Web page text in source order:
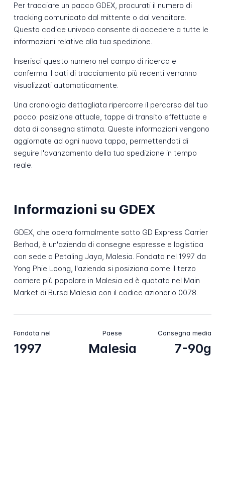
Per tracciare un pacco GDEX, procurati il numero di
tracking comunicato dal mittente o dal venditore.
Questo codice univoco consente di accedere a tutte le
informazioni relative alla tua spedizione.
Inserisci questo numero nel campo di ricerca e
conferma. I dati di tracciamento più recenti verranno
visualizzati automaticamente.
Una cronologia dettagliata ripercorre il percorso del tuo
pacco: posizione attuale, tappe di transito effettuate e
data di consegna stimata. Queste informazioni vengono
aggiornate ad ogni nuova tappa, permettendoti di
seguire l'avanzamento della tua spedizione in tempo
reale.
Informazioni su GDEX
GDEX, che opera formalmente sotto GD Express Carrier
Berhad, è un'azienda di consegne espresse e logistica
con sede a Petaling Jaya, Malesia. Fondata nel 1997 da
Yong Phie Loong, l'azienda si posiziona come il terzo
corriere più popolare in Malesia ed è quotata nel Main
Market di Bursa Malesia con il codice azionario 0078.
Fondata nel
1997
Paese
Malesia
Consegna media
7-90g